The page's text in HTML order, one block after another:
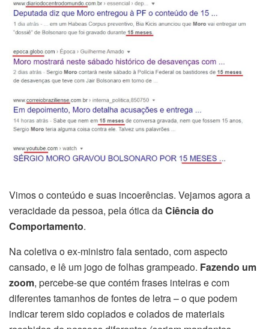
Vimos o conteúdo e suas incoerências. Vejamos agora a
veracidade da pessoa, pela ótica daCiência do
Comportamento.
Na coletiva o ex-ministro fala sentado, com aspecto
cansado, e lê um jogo de folhas grampeado. Fazendo um
zoom, percebe-se que contém frases inteiras e com
diferentes tamanhos de fontes de letra – o que podem
indicar terem sido copiados e colados de materiais